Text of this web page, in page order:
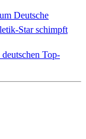
Deutsche
Star schimpft
Top-